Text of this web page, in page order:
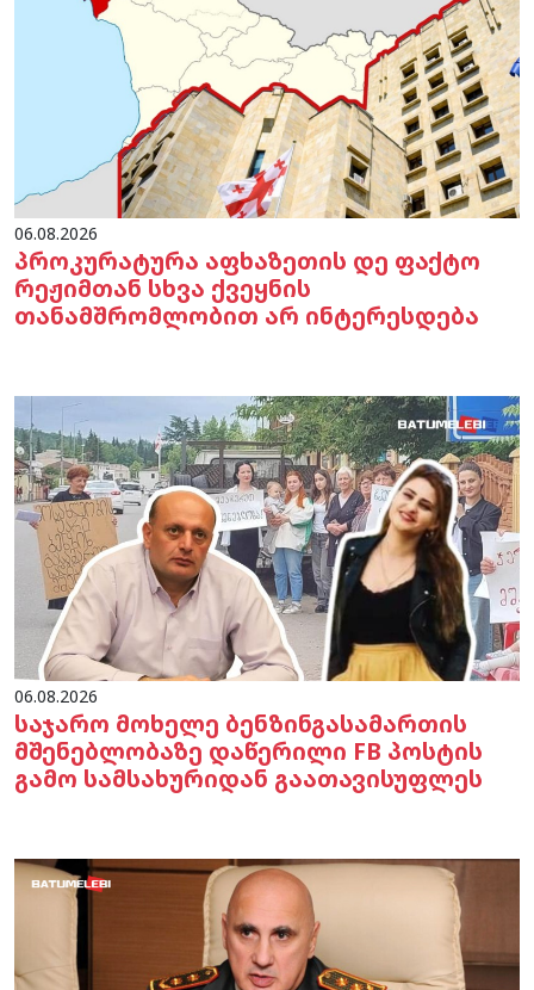
06.08.2026
პროკურატურა აფხაზეთის დე ფაქტო
რეჟიმთან სხვა ქვეყნის
თანამშრომლობით არ ინტერესდება
06.08.2026
საჯარო მოხელე ბენზინგასამართის
მშენებლობაზე დაწერილი FB პოსტის
გამო სამსახურიდან გაათავისუფლეს